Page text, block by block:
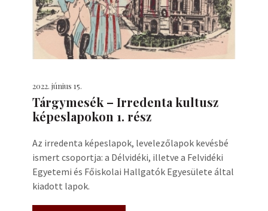
2022. június 15.
Tárgymesék – Irredenta kultusz
képeslapokon 1. rész
Az irredenta képeslapok, levelezőlapok kevésbé
ismert csoportja: a Délvidéki, illetve a Felvidéki
Egyetemi és Főiskolai Hallgatók Egyesülete által
kiadott lapok.